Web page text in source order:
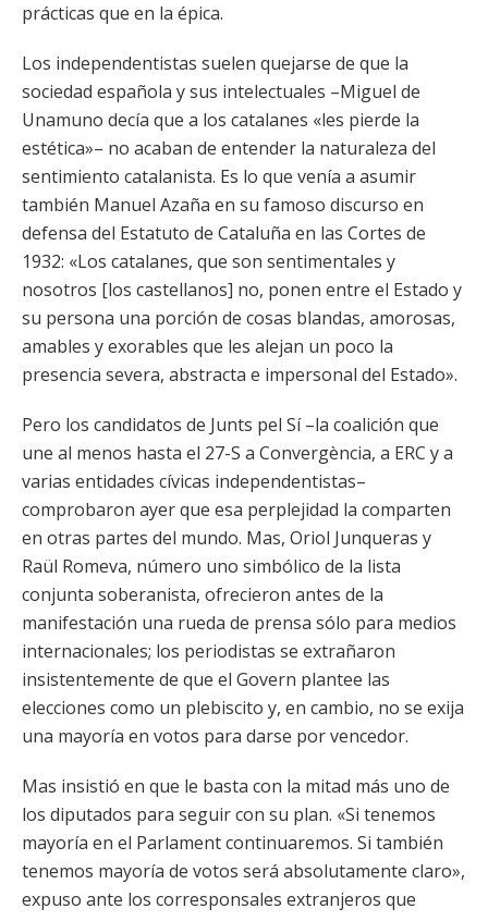
prácticas que en la épica.
Los independentistas suelen quejarse de que la
sociedad española y sus intelectuales –Miguel de
Unamuno decía que a los catalanes «les pierde la
estética»– no acaban de entender la naturaleza del
sentimiento catalanista. Es lo que venía a asumir
también Manuel Azaña en su famoso discurso en
defensa del Estatuto de Cataluña en las Cortes de
1932: «Los catalanes, que son sentimentales y
nosotros [los castellanos] no, ponen entre el Estado y
su persona una porción de cosas blandas, amorosas,
amables y exorables que les alejan un poco la
presencia severa, abstracta e impersonal del Estado».
Pero los candidatos de Junts pel Sí –la coalición que
une al menos hasta el 27-S a Convergència, a ERC y a
varias entidades cívicas independentistas–
comprobaron ayer que esa perplejidad la comparten
en otras partes del mundo. Mas, Oriol Junqueras y
Raül Romeva, número uno simbólico de la lista
conjunta soberanista, ofrecieron antes de la
manifestación una rueda de prensa sólo para medios
internacionales; los periodistas se extrañaron
insistentemente de que el Govern plantee las
elecciones como un plebiscito y, en cambio, no se exija
una mayoría en votos para darse por vencedor.
Mas insistió en que le basta con la mitad más uno de
los diputados para seguir con su plan. «Si tenemos
mayoría en el Parlament continuaremos. Si también
tenemos mayoría de votos será absolutamente claro»,
expuso ante los corresponsales extranjeros que